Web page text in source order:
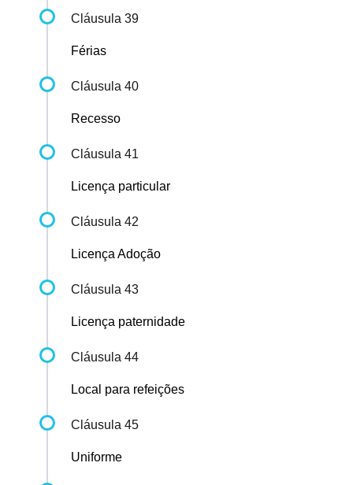
Cláusula 39
Férias
Cláusula 40
Recesso
Cláusula 41
Licença particular
Cláusula 42
Licença Adoção
Cláusula 43
Licença paternidade
Cláusula 44
Local para refeições
Cláusula 45
Uniforme